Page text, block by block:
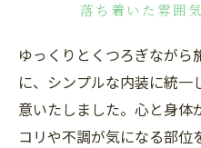
落ち着いた雰囲
ゆっくりとくつろぎながら
に、シンプルな内装に統
意いたしました。心と身体
コリや不調が気になる部